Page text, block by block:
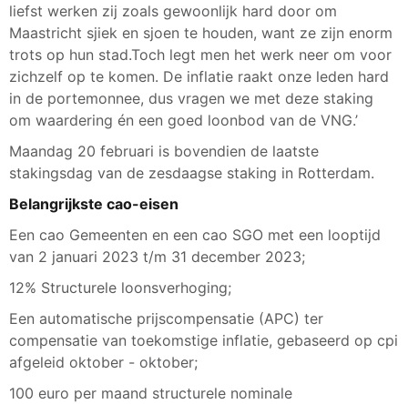
liefst werken zij zoals gewoonlijk hard door om
Maastricht sjiek en sjoen te houden, want ze zijn enorm
trots op hun stad.Toch legt men het werk neer om voor
zichzelf op te komen. De inflatie raakt onze leden hard
in de portemonnee, dus vragen we met deze staking
om waardering én een goed loonbod van de VNG.’
Maandag 20 februari is bovendien de laatste
stakingsdag van de zesdaagse staking in Rotterdam.
Belangrijkste cao-eisen
Een cao Gemeenten en een cao SGO met een looptijd
van 2 januari 2023 t/m 31 december 2023;
12% Structurele loonsverhoging;
Een automatische prijscompensatie (APC) ter
compensatie van toekomstige inflatie, gebaseerd op cpi
afgeleid oktober - oktober;
100 euro per maand structurele nominale